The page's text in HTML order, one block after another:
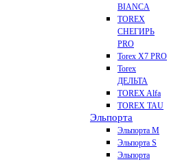
BIANCA
TOREX
СНЕГИРЬ
PRO
Torex X7 PRO
Torex
ДЕЛЬТА
TOREX Alfa
TOREX TAU
Эльпорта
Эльпорта M
Эльпорта S
Эльпорта